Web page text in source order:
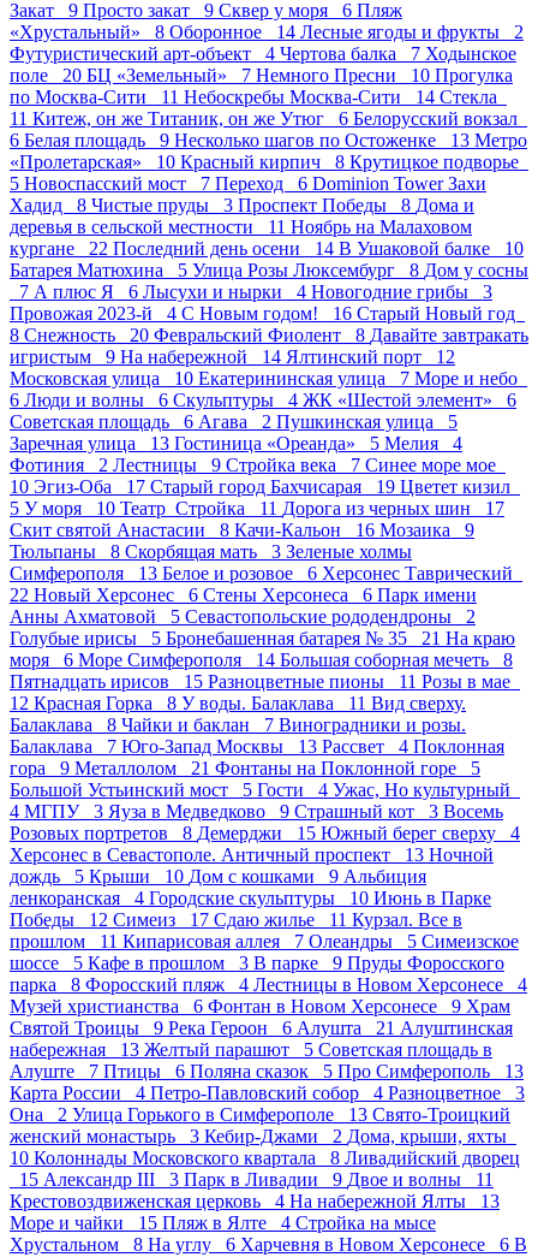
Закат 9 Просто закат 9 Сквер у моря 6 Пляж
«Хрустальный» 8 Оборонное 14 Лесные ягоды и фрукты 2
Футуристический арт-объект 4 Чертова балка 7 Ходынское
поле 20 БЦ «Земельный» 7 Немного Пресни 10 Прогулка
по Москва-Сити 11 Небоскребы Москва-Сити 14 Стекла
11 Китеж, он же Титаник, он же Утюг 6 Белорусский вокзал
6 Белая площадь 9 Несколько шагов по Остоженке 13 Метро
«Пролетарская» 10 Красный кирпич 8 Крутицкое подворье
5 Новоспасский мост 7 Переход 6 Dominion Tower Захи
Хадид 8 Чистые пруды 3 Проспект Победы 8 Дома и
деревья в сельской местности 11 Ноябрь на Малаховом
кургане 22 Последний день осени 14 В Ушаковой балке 10
Батарея Матюхина 5 Улица Розы Люксембург 8 Дом у сосны
7 А плюс Я 6 Лысухи и нырки 4 Новогодние грибы 3
Провожая 2023-й 4 С Новым годом! 16 Старый Новый год
8 Снежность 20 Февральский Фиолент 8 Давайте завтракать
игристым 9 На набережной 14 Ялтинский порт 12
Московская улица 10 Екатерининская улица 7 Море и небо
6 Люди и волны 6 Скульптуры 4 ЖК «Шестой элемент» 6
Советская площадь 6 Агава 2 Пушкинская улица 5
Заречная улица 13 Гостиница «Ореанда» 5 Мелия 4
Фотиния 2 Лестницы 9 Стройка века 7 Синее море мое
10 Эгиз-Оба 17 Старый город Бахчисарая 19 Цветет кизил
5 У моря 10 Театр_Стройка 11 Дорога из черных шин 17
Скит святой Анастасии 8 Качи-Кальон 16 Мозаика 9
Тюльпаны 8 Скорбящая мать 3 Зеленые холмы
Симферополя 13 Белое и розовое 6 Херсонес Таврический
22 Новый Херсонес 6 Стены Херсонеса 6 Парк имени
Анны Ахматовой 5 Севастопольские рододендроны 2
Голубые ирисы 5 Бронебашенная батарея № 35 21 На краю
моря 6 Море Симферополя 14 Большая соборная мечеть 8
Пятнадцать ирисов 15 Разноцветные пионы 11 Розы в мае
12 Красная Горка 8 У воды. Балаклава 11 Вид сверху.
Балаклава 8 Чайки и баклан 7 Виноградники и розы.
Балаклава 7 Юго-Запад Москвы 13 Рассвет 4 Поклонная
гора 9 Металлолом 21 Фонтаны на Поклонной горе 5
Большой Устьинский мост 5 Гости 4 Ужас, Но культурный
4 МГПУ 3 Яуза в Медведково 9 Страшный кот 3 Восемь
Розовых портретов 8 Демерджи 15 Южный берег сверху 4
Херсонес в Севастополе. Античный проспект 13 Ночной
дождь 5 Крыши 10 Дом с кошками 9 Альбиция
ленкоранская 4 Городские скульптуры 10 Июнь в Парке
Победы 12 Симеиз 17 Сдаю жилье 11 Курзал. Все в
прошлом 11 Кипарисовая аллея 7 Олеандры 5 Симеизское
шоссе 5 Кафе в прошлом 3 В парке 9 Пруды Форосского
парка 8 Форосский пляж 4 Лестницы в Новом Херсонесе 4
Музей христианства 6 Фонтан в Новом Херсонесе 9 Храм
Святой Троицы 9 Река Героон 6 Алушта 21 Алуштинская
набережная 13 Желтый парашют 5 Советская площадь в
Алуште 7 Птицы 6 Поляна сказок 5 Про Симферополь 13
Карта России 4 Петро-Павловский собор 4 Разноцветное 3
Она 2 Улица Горького в Симферополе 13 Свято-Троицкий
женский монастырь 3 Кебир-Джами 2 Дома, крыши, яхты
10 Колоннады Московского квартала 8 Ливадийский дворец
15 Александр III 3 Парк в Ливадии 9 Двое и волны 11
Крестовоздвиженская церковь 4 На набережной Ялты 13
Море и чайки 15 Пляж в Ялте 4 Стройка на мысе
Хрустальном 8 На углу 6 Харчевня в Новом Херсонесе 6 В